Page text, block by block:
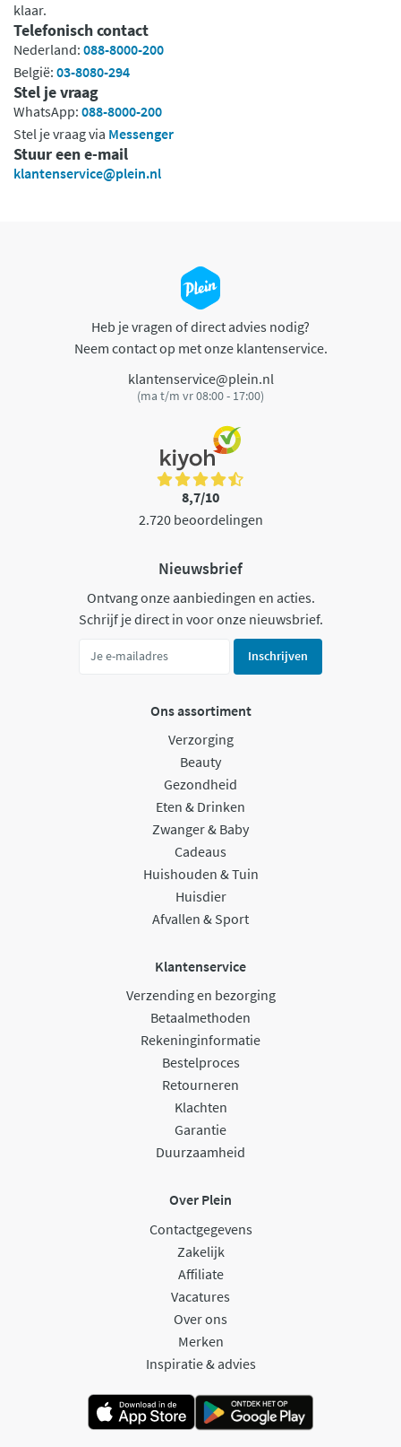
klaar.
Telefonisch contact
Nederland: 088-8000-200
België: 03-8080-294
Stel je vraag
WhatsApp: 088-8000-200
Stel je vraag via Messenger
Stuur een e-mail
klantenservice@plein.nl
Heb je vragen of direct advies nodig?
Neem contact op met onze klantenservice.
klantenservice@plein.nl
(ma t/m vr 08:00 - 17:00)
8,7/10
2.720 beoordelingen
Nieuwsbrief
Ontvang onze aanbiedingen en acties.
Schrijf je direct in voor onze nieuwsbrief.
Inschrijven
Ons assortiment
Verzorging
Beauty
Gezondheid
Eten & Drinken
Zwanger & Baby
Cadeaus
Huishouden & Tuin
Huisdier
Afvallen & Sport
Klantenservice
Verzending en bezorging
Betaalmethoden
Rekeninginformatie
Bestelproces
Retourneren
Klachten
Garantie
Duurzaamheid
Over Plein
Contactgegevens
Zakelijk
Affiliate
Vacatures
Over ons
Merken
Inspiratie & advies